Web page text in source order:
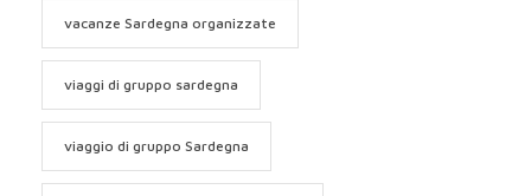
vacanze Sardegna organizzate
viaggi di gruppo sardegna
viaggio di gruppo Sardegna